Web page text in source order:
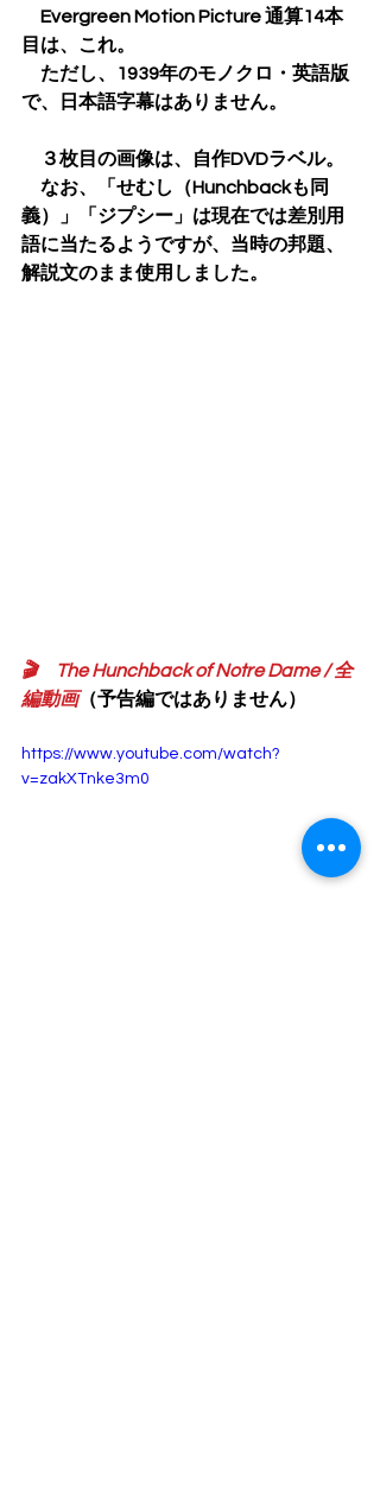
Evergreen Motion Picture 通算14本
目は、これ。
ただし、1939年のモノクロ・英語版
で、日本語字幕はありません。
３枚目の画像は、自作DVDラベル。
なお、「せむし（Hunchbackも同
義）」「ジプシー」は現在では差別用
語に当たるようですが、当時の邦題、
解説文のまま使用しました。
🎬　The Hunchback of Notre Dame / 全
編動画（予告編ではありません）
https://www.youtube.com/watch?
v=zakXTnke3m0